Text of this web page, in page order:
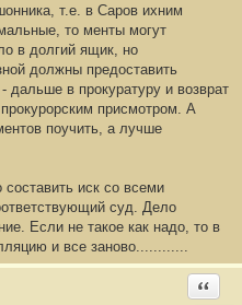
т.е. в Саров ихним
то менты могут
в долгий ящик, но
должны предоставить
дальше в прокуратуру и возврат
присмотром. А
поучить, а лучше
иск со всеми
суд. Дело
Если не такое как надо, то в
и все заново............